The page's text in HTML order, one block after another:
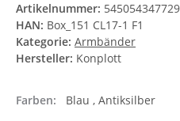
Artikelnummer:
HAN: Box_151 CL17-1 F1
Kategorie: Armbänder
Hersteller: Konplott
Farben:
Blau , Antiksilber